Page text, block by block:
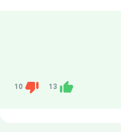
13
10Dislike